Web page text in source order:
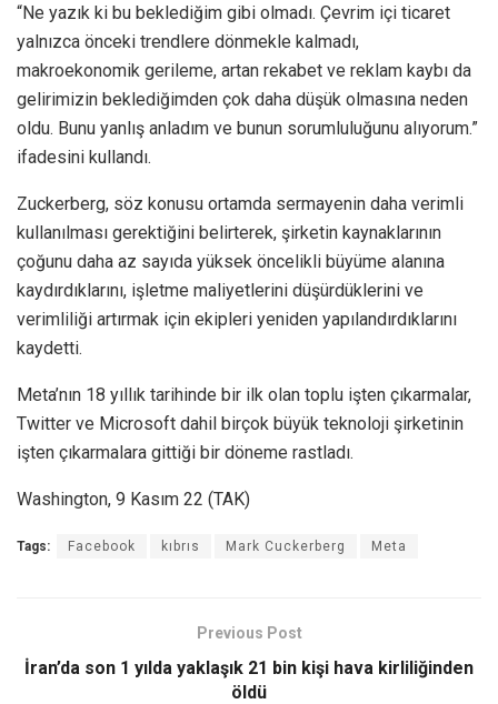
“Ne yazık ki bu beklediğim gibi olmadı. Çevrim içi ticaret
yalnızca önceki trendlere dönmekle kalmadı,
makroekonomik gerileme, artan rekabet ve reklam kaybı da
gelirimizin beklediğimden çok daha düşük olmasına neden
oldu. Bunu yanlış anladım ve bunun sorumluluğunu alıyorum.”
ifadesini kullandı.
Zuckerberg, söz konusu ortamda sermayenin daha verimli
kullanılması gerektiğini belirterek, şirketin kaynaklarının
çoğunu daha az sayıda yüksek öncelikli büyüme alanına
kaydırdıklarını, işletme maliyetlerini düşürdüklerini ve
verimliliği artırmak için ekipleri yeniden yapılandırdıklarını
kaydetti.
Meta’nın 18 yıllık tarihinde bir ilk olan toplu işten çıkarmalar,
Twitter ve Microsoft dahil birçok büyük teknoloji şirketinin
işten çıkarmalara gittiği bir döneme rastladı.
Washington, 9 Kasım 22 (TAK)
Tags: Facebook kıbrıs Mark Cuckerberg Meta
Previous Post
İran’da son 1 yılda yaklaşık 21 bin kişi hava kirliliğinden
öldü